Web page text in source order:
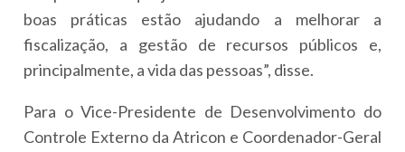
boas práticas estão ajudando a melhorar a
fiscalização, a gestão de recursos públicos e,
principalmente, a vida das pessoas”, disse.
Para o Vice-Presidente de Desenvolvimento do
Controle Externo da Atricon e Coordenador-Geral